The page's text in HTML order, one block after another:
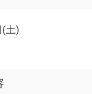
(土)